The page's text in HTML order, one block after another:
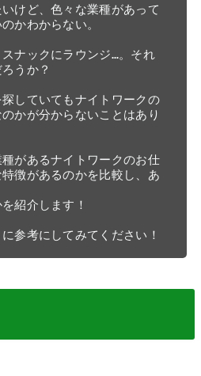
けど、色々な業種があって
かわからない。
ナックにラウンジ…。それ
うか？
していてもナイトワークの
かが分からないことはあり
があるナイトワークのお仕
徴があるのかを比較し、あ
紹介します！
参考にしてみてください！